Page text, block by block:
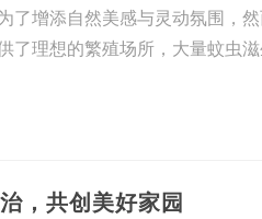
了增添自然美感与灵动氛围，
理想的繁殖场所，大量蚊虫
，共创美好家园